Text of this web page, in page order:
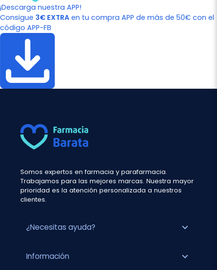
¡Descarga nuestra APP!
Consigue 3€ EXTRA en tu compra APP de más de 50€ con el
código APP-FB
Somos expertos en farmacia y parafarmacia.
Trabajamos para las mejores marcas. Nuestra mayor
prioridad es la atención personalizada a nuestros
clientes.
¿Necesitas ayuda? expand_more
Información expand_more